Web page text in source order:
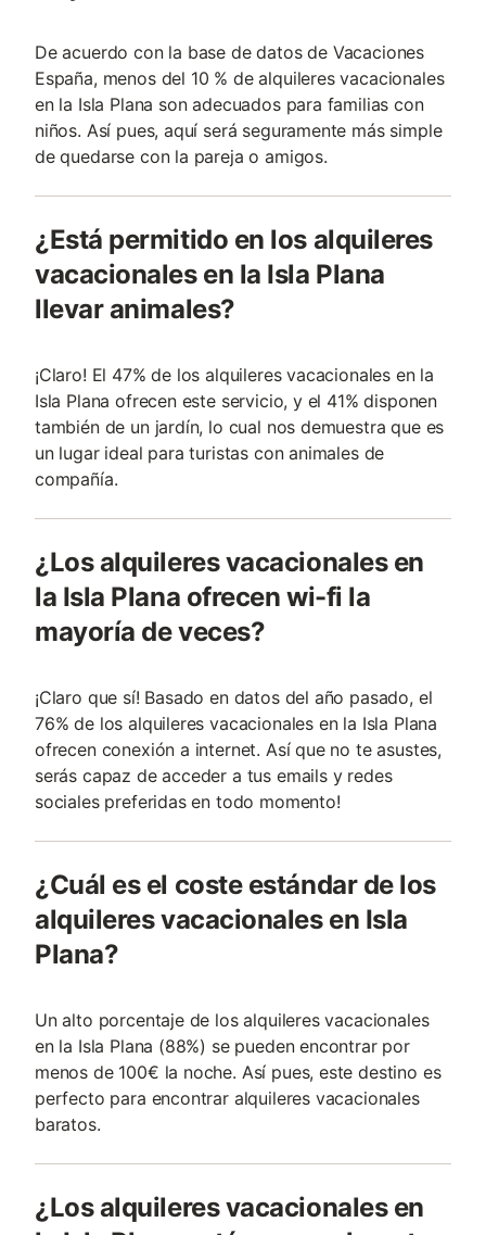
De acuerdo con la base de datos de Vacaciones
España, menos del 10 % de alquileres vacacionales
en la Isla Plana son adecuados para familias con
niños. Así pues, aquí será seguramente más simple
de quedarse con la pareja o amigos.
¿Está permitido en los alquileres
vacacionales en la Isla Plana
llevar animales?
¡Claro! El 47% de los alquileres vacacionales en la
Isla Plana ofrecen este servicio, y el 41% disponen
también de un jardín, lo cual nos demuestra que es
un lugar ideal para turistas con animales de
compañía.
¿Los alquileres vacacionales en
la Isla Plana ofrecen wi-fi la
mayoría de veces?
¡Claro que sí! Basado en datos del año pasado, el
76% de los alquileres vacacionales en la Isla Plana
ofrecen conexión a internet. Así que no te asustes,
serás capaz de acceder a tus emails y redes
sociales preferidas en todo momento!
¿Cuál es el coste estándar de los
alquileres vacacionales en Isla
Plana?
Un alto porcentaje de los alquileres vacacionales
en la Isla Plana (88%) se pueden encontrar por
menos de 100€ la noche. Así pues, este destino es
perfecto para encontrar alquileres vacacionales
baratos.
¿Los alquileres vacacionales en